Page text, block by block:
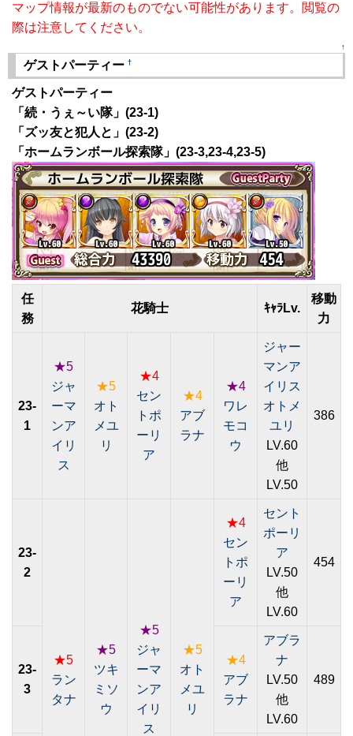
マップ情報が最新のものでない可能性があります。閲覧の
際は注意してください。
↑
ゲストパーティー †
ゲストパーティー
「続・うぇ～い隊」(23-1)
「ズッ友と犯人と」(23-2)
「ホームランボール探索隊」(23-3,23-4,23-5)
任
務
花騎士 ｷｬﾗLv.
移動
力
23-
1
★5
ジャ
ーマ
ンア
イリ
ス
★5
オト
メユ
リ
★4
セン
トポ
ーリ
ア
★4
アブ
ラナ
★4
ワレ
モコ
ウ
ジャー
マンア
イリス
オトメ
ユリ
LV.60
他
LV.50
386
23-
2
★5
ラン
タナ
★5
ツキ
ミソ
ウ
★5
ジャ
ーマ
ンア
イリ
ス
★5
オト
メユ
リ
★4
セン
トポ
ーリ
ア
セント
ポーリ
ア
LV.50
他
LV.60
454
23-
3
★4
アブ
ラナ
アブラ
ナ
LV.50
他
LV.60
489